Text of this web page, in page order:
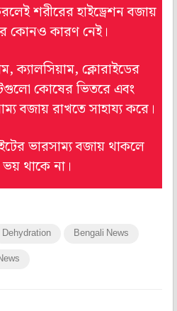
শরীরের হাইড্রেশন বজায়
কোনও কারণ নেই।
ক্যালসিয়াম, ক্লোরাইডের
কোষের ভিতরে এবং
বজায় রাখতে সাহায্য করে।
ভারসাম্য বজায় থাকলে
থাকে না।
Dehydration Bengali News